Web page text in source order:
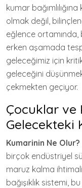
kumar
olmak değil,
eğlence ortamında,
erken aşamada
geleceğimiz için
geleceğini
çekmekten geçiyor.
Çocuklar ve
Gelecekteki
Kumarinin Ne Olur?
birçok endüstriyel
maruz kalma
bağışıklık sistemi,